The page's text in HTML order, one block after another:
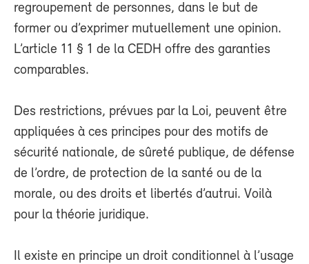
regroupement de personnes, dans le but de
former ou d’exprimer mutuellement une opinion.
L’article 11 § 1 de la CEDH offre des garanties
comparables.
Des restrictions, prévues par la Loi, peuvent être
appliquées à ces principes pour des motifs de
sécurité nationale, de sûreté publique, de défense
de l’ordre, de protection de la santé ou de la
morale, ou des droits et libertés d’autrui. Voilà
pour la théorie juridique.
Il existe en principe un droit conditionnel à l’usage